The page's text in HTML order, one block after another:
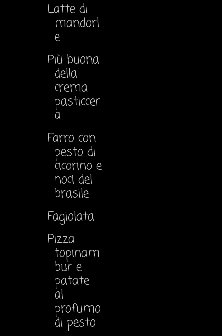
Latte di
mandorl
e
Più buona
della
crema
pasticcer
a
Farro con
pesto di
cicorino e
noci del
brasile
Fagiolata
Pizza
topinam
bur e
patate
al
profumo
di pesto